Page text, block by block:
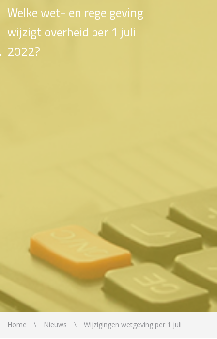
Welke wet- en regelgeving
wijzigt overheid per 1 juli
2022?
Home Nieuws Wijzigingen wetgeving per 1 juli